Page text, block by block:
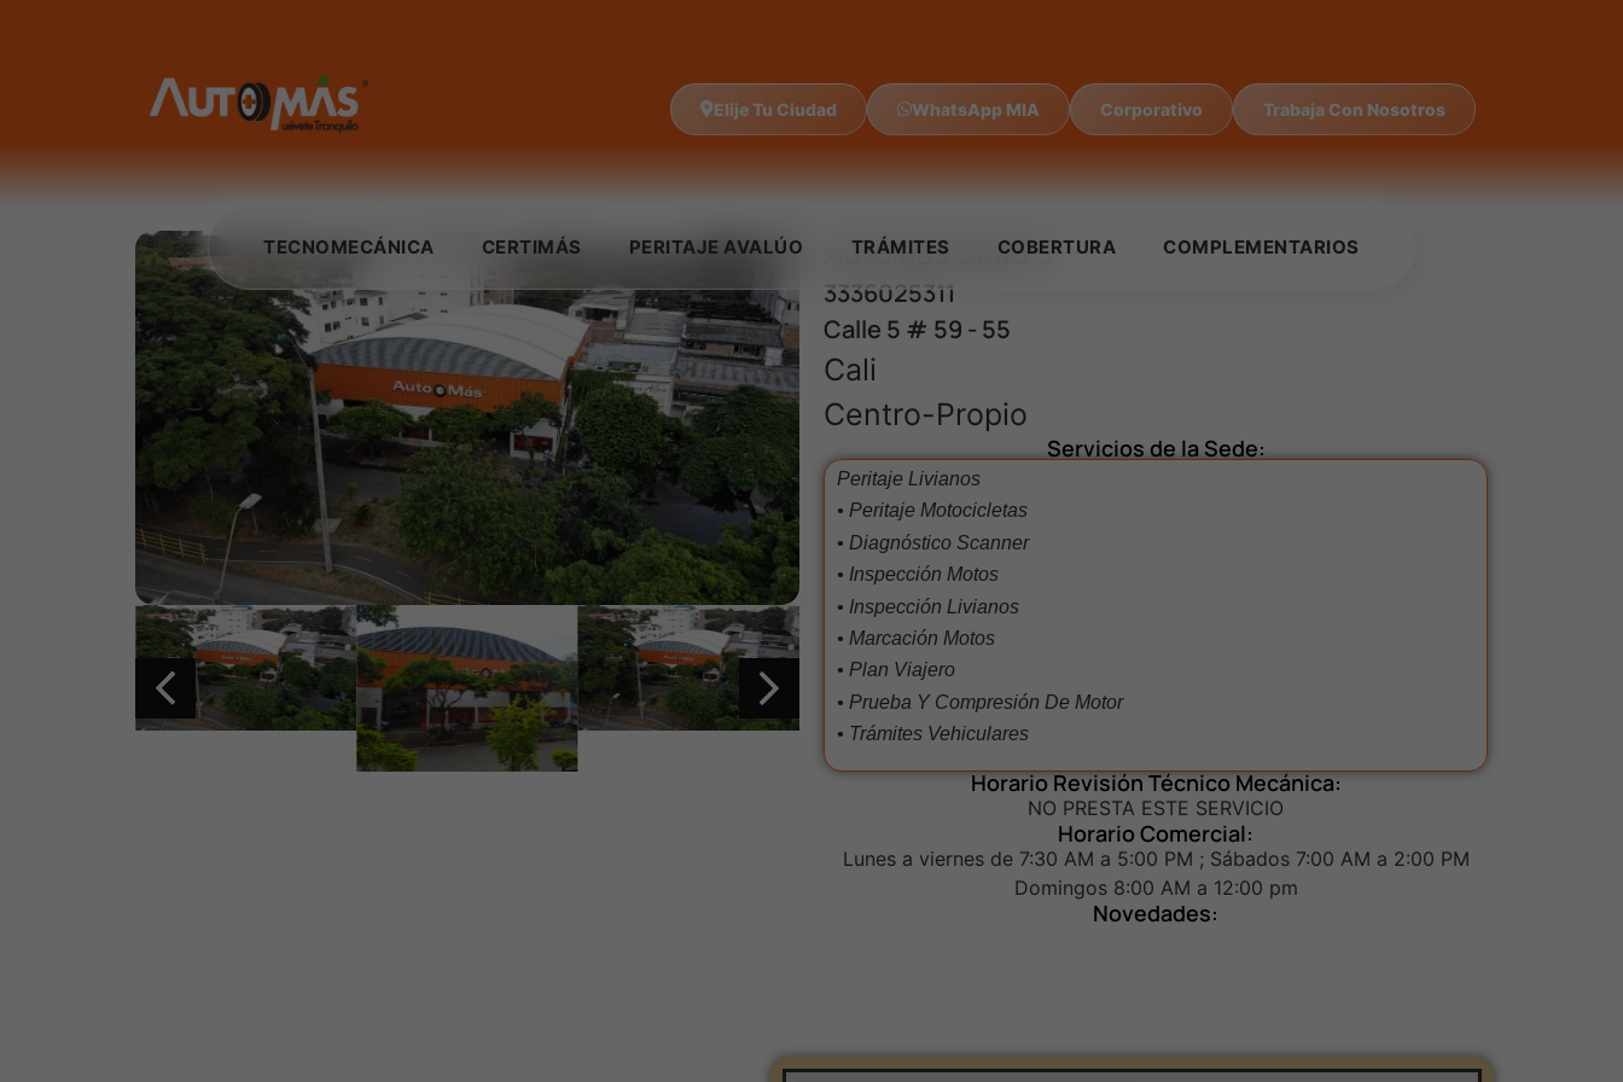
Elije Tu Ciudad WhatsApp MIA Corporativo Trabaja Con Nosotros
AutoMás Calle 5
3336025311
Calle 5 # 59 - 55
Cali
Centro-Propio
Servicios de la Sede:
Peritaje Livianos
• Peritaje Motocicletas
• Diagnóstico Scanner
• Inspección Motos
• Inspección Livianos
• Marcación Motos
• Plan Viajero
• Prueba Y Compresión De Motor
• Trámites Vehiculares
Horario Revisión Técnico Mecánica:
NO PRESTA ESTE SERVICIO
Horario Comercial:
Lunes a viernes de 7:30 AM a 5:00 PM ; Sábados 7:00 AM a 2:00 PM
Domingos 8:00 AM a 12:00 pm
Novedades:
TECNOMECÁNICA CERTIMÁS PERITAJE AVALÚO TRÁMITES COBERTURA COMPLEMENTARIOS